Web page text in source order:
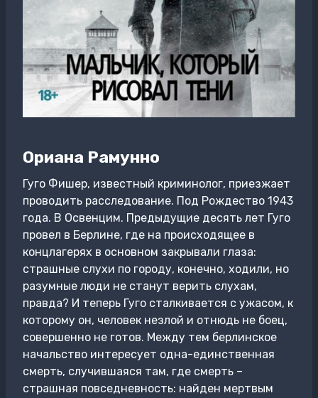
Ориана Рамунно
Гуго Фишер, известный криминолог, приезжает
проводить расследование. Под Рождество 1943
года. В Освенцим. Предыдущие десять лет Гуго
провел в Берлине, где на происходящее в
концлагерях в основном закрывали глаза:
страшные слухи по городу, конечно, ходили, но
разумные люди не станут верить слухам,
правда? И теперь Гуго сталкивается с ужасом, к
которому он, человек незлой и отнюдь не боец,
совершенно не готов. Между тем берлинское
начальство интересует одна-единственная
смерть, случившаяся там, где смерть –
страшная повседневность: найден мертвым